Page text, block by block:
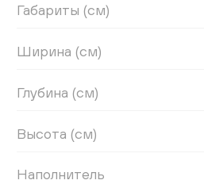
Габариты (см)
Ширина (см)
Глубина (см)
Высота (см)
Наполнитель